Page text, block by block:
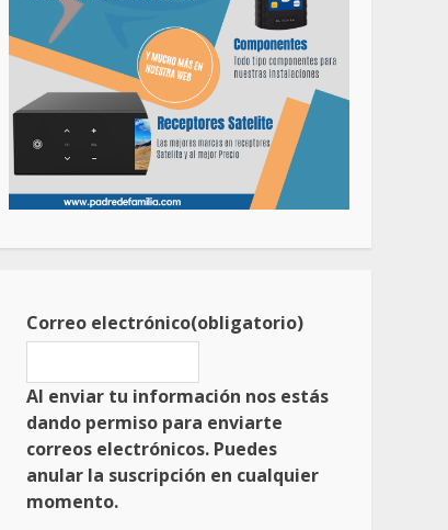
Correo electrónico(obligatorio)
Al enviar tu información nos estás
dando permiso para enviarte
correos electrónicos. Puedes
anular la suscripción en cualquier
momento.